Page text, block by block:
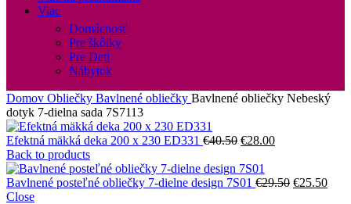
Viac
Domácnosť
Pre škôlky
Pre Deti
Nábytok
Domov Obliečky Bavlnené obliečky Bavlnené obliečky Nebeský
dotyk 7-dielna sada 7S7113
Efektná mäkká deka 200 x 230 ED331 €40.50 Pôvodná
bola:
€40.50.
€28.00Aktuálna
€28.00.
Back to products
Bavlnené posteľné obliečky 7-dielne design 7S01 €29.50 Pôvodná
€25.50
Close